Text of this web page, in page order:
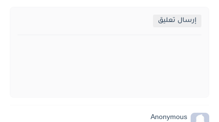
إرسال تعليق
Anonymous